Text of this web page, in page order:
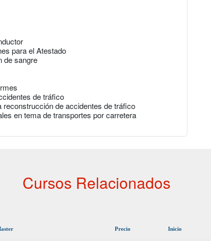
para el Atestado
de sangre
de tráfico
reconstrucción de accidentes de tráfico
en tema de transportes por carretera
Cursos Relacionados
Precio Inicio